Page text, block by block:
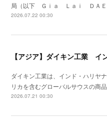
局（以下 Ｇｉａ Ｌａｉ ＤＡ
2026.07.22 00:30
ダイキン工業は、インド・ハリヤ
リカを含むグローバルサウスの商
2026.07.21 00:30